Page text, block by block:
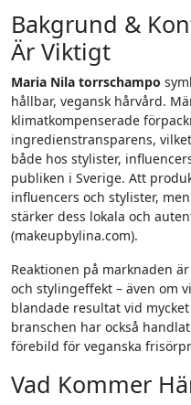
Bakgrund &
Är Viktigt
Maria Nila torrschampo
hållbar, vegansk hårvård.
klimatkompenserade
ingredienstransparens,
både hos stylister,
publiken i Sverige. Att
influencers och stylister,
stärker dess lokala och
(makeupbylina.com).
Reaktionen på marknaden
och stylingeffekt – även om
blandade resultat vid
branschen har också
förebild för veganska
Vad Kommer